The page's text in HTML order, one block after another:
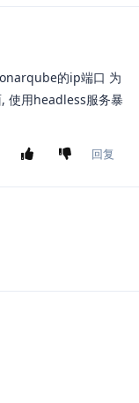
的ip端口 为
使用headless服务暴
回复